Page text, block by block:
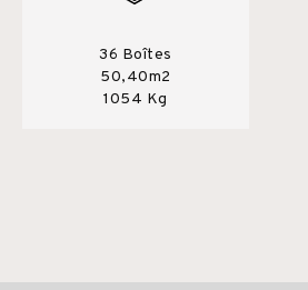
36 Boîtes
50,40m2
1054 Kg